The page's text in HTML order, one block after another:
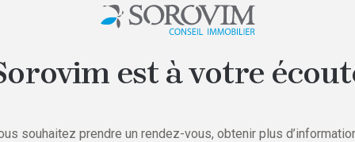
est à votre
souhaitez prendre un rendez-vous, obtenir plus